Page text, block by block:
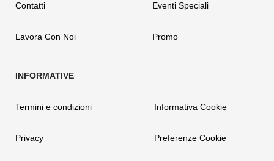
Contatti
Lavora Con Noi
Eventi Speciali
Promo
Termini e condizioni
Privacy
Informativa Cookie
Preferenze Cookie